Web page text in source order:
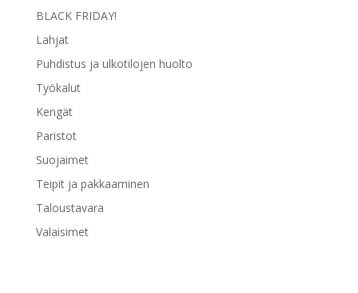
BLACK FRIDAY!
Lahjat
Puhdistus ja ulkotilojen huolto
Työkalut
Kengät
Paristot
Suojaimet
Teipit ja pakkaaminen
Taloustavara
Valaisimet